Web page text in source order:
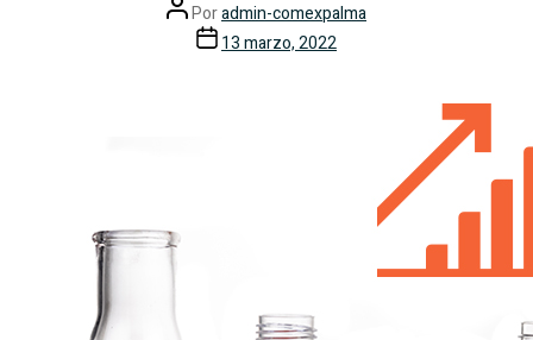
Poradmin-comexpalma
13 marzo, 2022